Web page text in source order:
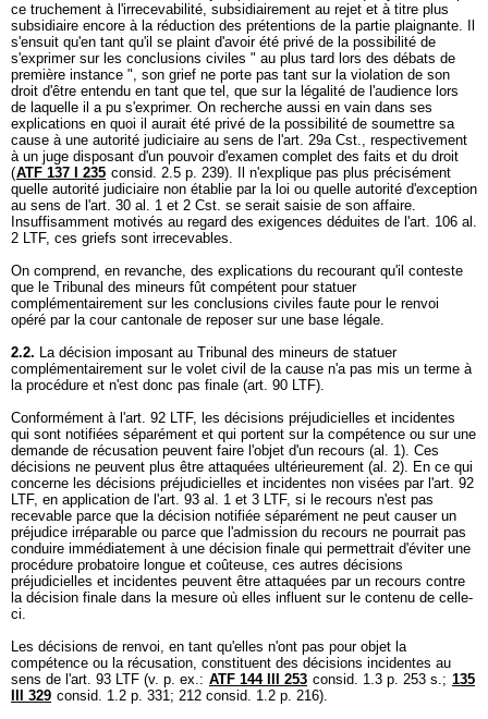
ce truchement à l'irrecevabilité, subsidiairement au rejet et à titre plus
subsidiaire encore à la réduction des prétentions de la partie plaignante. Il
s'ensuit qu'en tant qu'il se plaint d'avoir été privé de la possibilité de
s'exprimer sur les conclusions civiles " au plus tard lors des débats de
première instance ", son grief ne porte pas tant sur la violation de son
droit d'être entendu en tant que tel, que sur la légalité de l'audience lors
de laquelle il a pu s'exprimer. On recherche aussi en vain dans ses
explications en quoi il aurait été privé de la possibilité de soumettre sa
cause à une autorité judiciaire au sens de l'art. 29a Cst., respectivement
à un juge disposant d'un pouvoir d'examen complet des faits et du droit
(ATF 137 I 235 consid. 2.5 p. 239). Il n'explique pas plus précisément
quelle autorité judiciaire non établie par la loi ou quelle autorité d'exception
au sens de l'art. 30 al. 1 et 2 Cst. se serait saisie de son affaire.
Insuffisamment motivés au regard des exigences déduites de l'art. 106 al.
2 LTF, ces griefs sont irrecevables.
On comprend, en revanche, des explications du recourant qu'il conteste
que le Tribunal des mineurs fût compétent pour statuer
complémentairement sur les conclusions civiles faute pour le renvoi
opéré par la cour cantonale de reposer sur une base légale.
2.2. La décision imposant au Tribunal des mineurs de statuer
complémentairement sur le volet civil de la cause n'a pas mis un terme à
la procédure et n'est donc pas finale (art. 90 LTF).
Conformément à l'art. 92 LTF, les décisions préjudicielles et incidentes
qui sont notifiées séparément et qui portent sur la compétence ou sur une
demande de récusation peuvent faire l'objet d'un recours (al. 1). Ces
décisions ne peuvent plus être attaquées ultérieurement (al. 2). En ce qui
concerne les décisions préjudicielles et incidentes non visées par l'art. 92
LTF, en application de l'art. 93 al. 1 et 3 LTF, si le recours n'est pas
recevable parce que la décision notifiée séparément ne peut causer un
préjudice irréparable ou parce que l'admission du recours ne pourrait pas
conduire immédiatement à une décision finale qui permettrait d'éviter une
procédure probatoire longue et coûteuse, ces autres décisions
préjudicielles et incidentes peuvent être attaquées par un recours contre
la décision finale dans la mesure où elles influent sur le contenu de celle-
ci.
Les décisions de renvoi, en tant qu'elles n'ont pas pour objet la
compétence ou la récusation, constituent des décisions incidentes au
sens de l'art. 93 LTF (v. p. ex.: ATF 144 III 253 consid. 1.3 p. 253 s.; 135
III 329 consid. 1.2 p. 331; 212 consid. 1.2 p. 216).